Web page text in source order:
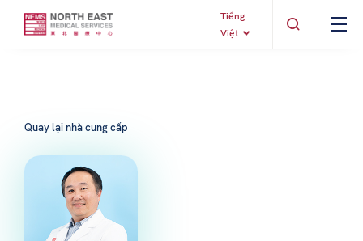
Tiếng
Việt
Quay lại nhà cung cấp